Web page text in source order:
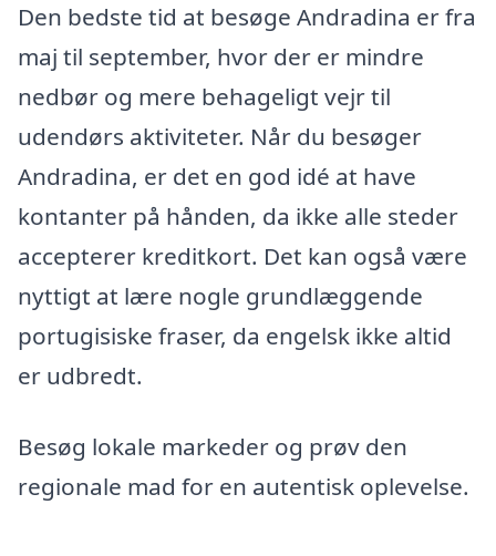
Den bedste tid at besøge Andradina er fra
maj til september, hvor der er mindre
nedbør og mere behageligt vejr til
udendørs aktiviteter. Når du besøger
Andradina, er det en god idé at have
kontanter på hånden, da ikke alle steder
accepterer kreditkort. Det kan også være
nyttigt at lære nogle grundlæggende
portugisiske fraser, da engelsk ikke altid
er udbredt.
Besøg lokale markeder og prøv den
regionale mad for en autentisk oplevelse.